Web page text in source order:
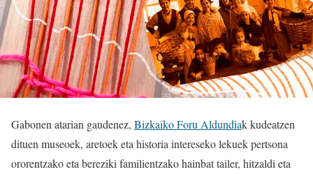
Gabonen atarian gaudenez, Bizkaiko Foru Aldundiak kudeatzen
dituen museoek, aretoek eta historia intereseko lekuek pertsona
ororentzako eta bereziki familientzako hainbat tailer, hitzaldi eta